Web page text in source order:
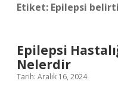
Etiket: Epilepsi
Epilepsi
Nelerdir
Tarih: Aralık 16, 2024